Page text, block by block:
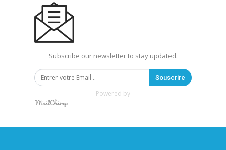
Subscribe our newsletter to stay updated.
Souscrire
Powered by